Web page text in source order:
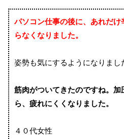
パソコン仕事の後に、あれだ
らなくなりました。
姿勢も気にするようになりまし
筋肉がついてきたのですね。
ら、疲れにくくなりました。
４０代女性